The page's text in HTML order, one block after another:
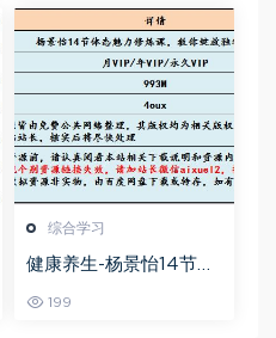
综合学习
健康养生-杨景怡14节体
现东方美,百度网盘资源
199